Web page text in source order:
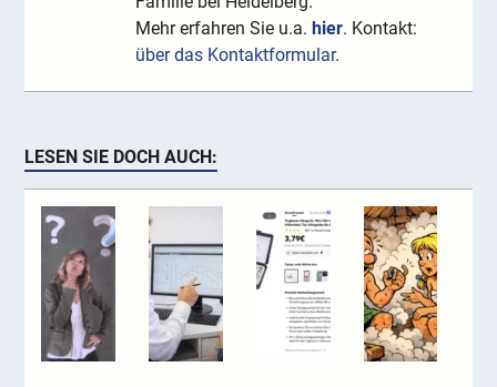
Mehr erfahren Sie u.a. hier. Kontakt:
über das Kontaktformular.
LESEN SIE DOCH AUCH: